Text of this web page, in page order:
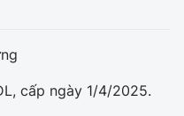
cấp ngày 1/4/2025.